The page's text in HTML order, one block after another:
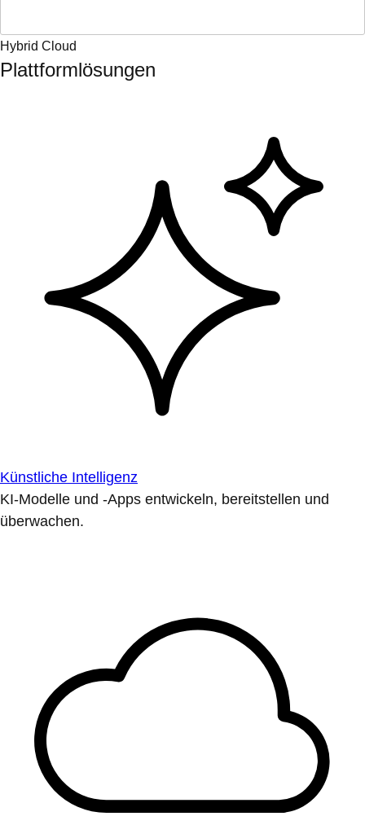
Hybrid Cloud
Plattformlösungen
Künstliche Intelligenz
KI-Modelle und -Apps entwickeln, bereitstellen und
überwachen.